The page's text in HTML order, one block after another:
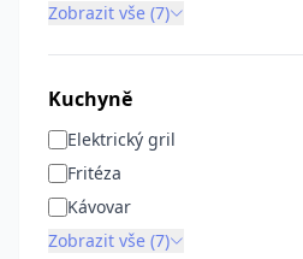
Zobrazit vše (7)
Kuchyně
Elektrický gril
Fritéza
Kávovar
Zobrazit vše (7)